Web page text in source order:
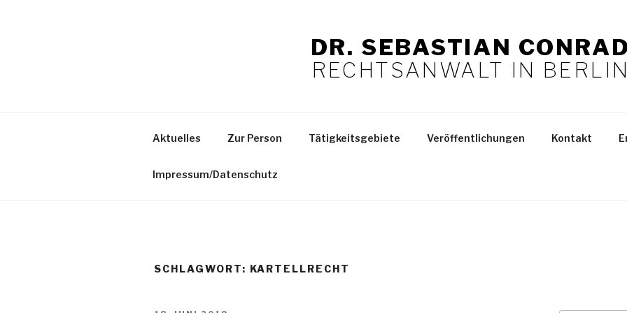
DR. SEBASTIAN CONRAD
RECHTSANWALT IN BERLIN
Aktuelles Zur Person Tätigkeitsgebiete Veröffentlichungen Kontakt
Impressum/Datenschutz
SCHLAGWORT: KARTELLRECHT